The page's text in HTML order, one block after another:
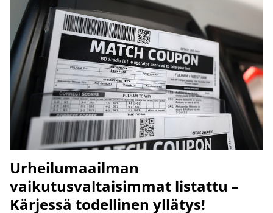
Urheilumaailman
vaikutusvaltaisimmat listattu –
Kärjessä todellinen yllätys!